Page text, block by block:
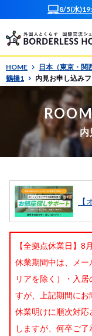
8/5(水
HOME 日本（東京・関
鶴橋1
内見お申し込み
内
【
【全拠点休業日】8
休業期間中は、メ
リアを除く）・入
すが、上記期間にお
休業明けに順次対
しますが、何卒ご了